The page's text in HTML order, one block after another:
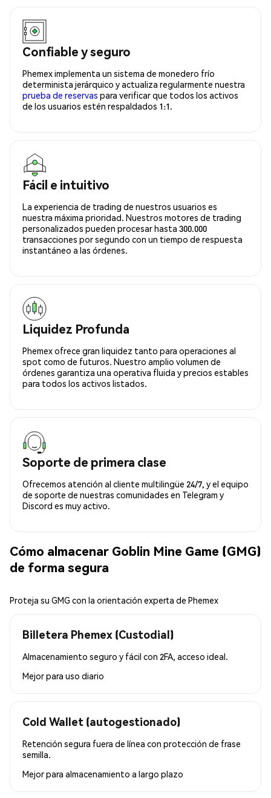
Confiable y seguro
Phemex implementa un sistema de monedero frío
determinista jerárquico y actualiza regularmente nuestra
prueba de reservas para verificar que todos los activos
de los usuarios estén respaldados 1:1.
Fácil e intuitivo
La experiencia de trading de nuestros usuarios es
nuestra máxima prioridad. Nuestros motores de trading
personalizados pueden procesar hasta 300.000
transacciones por segundo con un tiempo de respuesta
instantáneo a las órdenes.
Liquidez Profunda
Phemex ofrece gran liquidez tanto para operaciones al
spot como de futuros. Nuestro amplio volumen de
órdenes garantiza una operativa fluida y precios estables
para todos los activos listados.
Soporte de primera clase
Ofrecemos atención al cliente multilingüe 24/7, y el equipo
de soporte de nuestras comunidades en Telegram y
Discord es muy activo.
Cómo almacenar Goblin Mine Game (GMG)
de forma segura
Proteja su GMG con la orientación experta de Phemex
Billetera Phemex (Custodial)
Almacenamiento seguro y fácil con 2FA, acceso ideal.
Mejor para uso diario
Cold Wallet (autogestionado)
Retención segura fuera de línea con protección de frase
semilla.
Mejor para almacenamiento a largo plazo